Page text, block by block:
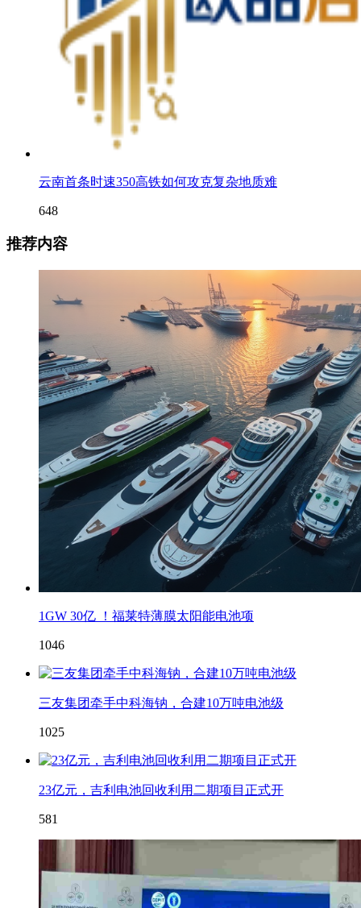
云南首条时速350高铁如何攻克复杂地质难
648
推荐内容
1GW 30亿 ！福莱特薄膜太阳能电池项
1046
三友集团牵手中科海钠，合建10万吨电池级
1025
23亿元，吉利电池回收利用二期项目正式开
581